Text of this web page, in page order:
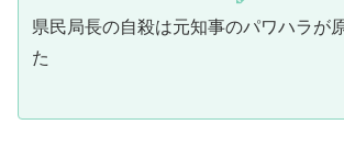
県民局長の自殺は元知事のパワハラが
た